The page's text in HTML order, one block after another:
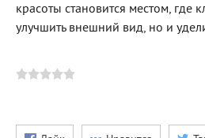
красоты становится местом, где
улучшить внешний вид, но и